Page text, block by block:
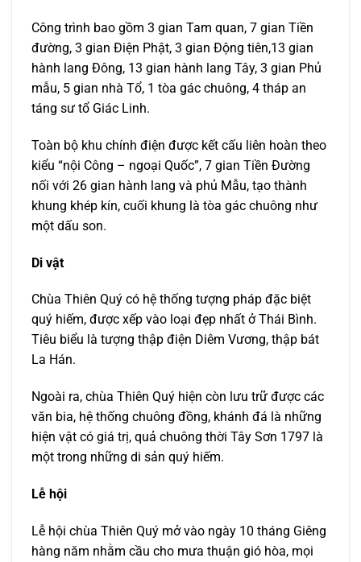
Công trình bao gồm 3 gian Tam quan, 7 gian Tiền
đường, 3 gian Điện Phật, 3 gian Động tiên,13 gian
hành lang Đông, 13 gian hành lang Tây, 3 gian Phủ
mẫu, 5 gian nhà Tổ, 1 tòa gác chuông, 4 tháp an
táng sư tổ Giác Linh.
Toàn bộ khu chính điện được kết cấu liên hoàn theo
kiểu “nội Công – ngoại Quốc”, 7 gian Tiền Đường
nối với 26 gian hành lang và phủ Mẫu, tạo thành
khung khép kín, cuối khung là tòa gác chuông như
một dấu son.
Di vật
Chùa Thiên Quý có hệ thống tượng pháp đặc biệt
quý hiếm, được xếp vào loại đẹp nhất ở Thái Bình.
Tiêu biểu là tượng thập điện Diêm Vương, thập bát
La Hán.
Ngoài ra, chùa Thiên Quý hiện còn lưu trữ được các
văn bia, hệ thống chuông đồng, khánh đá là những
hiện vật có giá trị, quả chuông thời Tây Sơn 1797 là
một trong những di sản quý hiếm.
Lễ hội
Lễ hội chùa Thiên Quý mở vào ngày 10 tháng Giêng
hàng năm nhằm cầu cho mưa thuận gió hòa, mọi